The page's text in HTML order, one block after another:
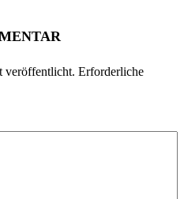
veröffentlicht. Erforderliche